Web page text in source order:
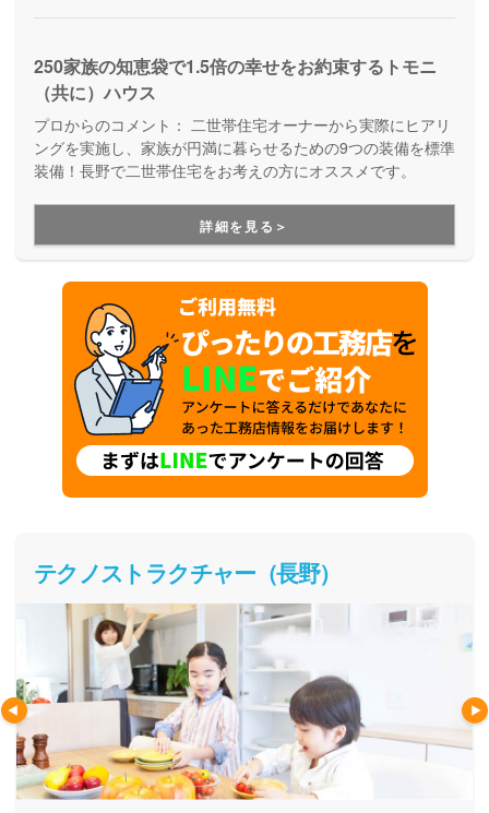
250家族の知恵袋で1.5倍の幸せをお約束するトモニ
（共に）ハウス
プロからのコメント： 二世帯住宅オーナーから実際にヒアリ
ングを実施し、家族が円満に暮らせるための9つの装備を標準
装備！長野で二世帯住宅をお考えの方にオススメです。
詳細を見る＞
テクノストラクチャー（長野）